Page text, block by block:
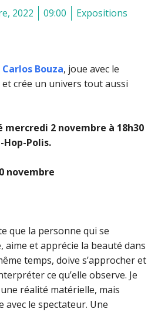
2022 09:00 Expositions
Carlos Bouza, joue avec le
crée un univers tout aussi
mercredi 2 novembre à 18h30
Hop-Polis.
novembre
que la personne qui se
aime et apprécie la beauté dans
temps, doive s’approcher et
ce qu’elle observe. Je
réalité matérielle, mais
le spectateur. Une